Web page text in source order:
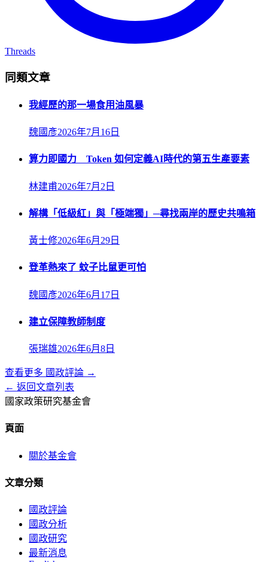
Threads
同類文章
我經歷的那一場食用油風暴
魏國彥2026年7月16日
算力即國力 Token 如何定義AI時代的第五生產要素
林建甫2026年7月2日
解構「低級紅」與「極端獨」─尋找兩岸的歷史共鳴箱
黃士修2026年6月29日
登革熱來了 蚊子比鼠更可怕
魏國彥2026年6月17日
建立保障教師制度
張瑞雄2026年6月8日
查看更多 國政評論 →
← 返回文章列表
國家政策研究基金會
頁面
關於基金會
文章分類
國政評論
國政分析
國政研究
最新消息